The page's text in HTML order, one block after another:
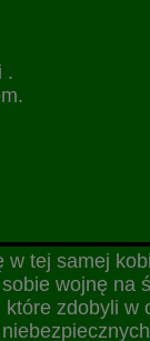
.
w tej samej
wojnę na
zdobyli w